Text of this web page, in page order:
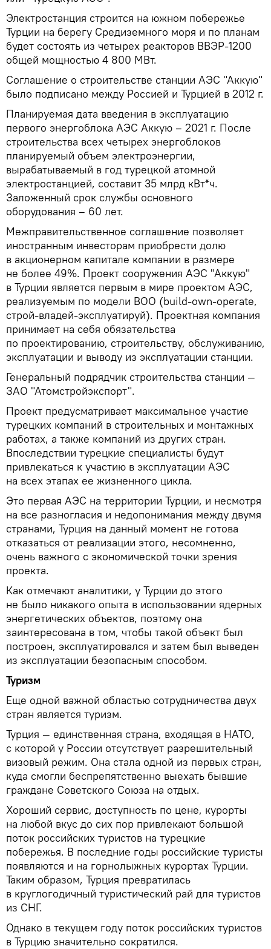
Электростанция строится на южном побережье
Турции на берегу Средиземного моря и по планам
будет состоять из четырех реакторов ВВЭР-1200
общей мощностью 4 800 МВт.
Соглашение о строительстве станции АЭС "Аккую"
было подписано между Россией и Турцией в 2012 г.
Планируемая дата введения в эксплуатацию
первого энергоблока АЭС Аккую – 2021 г. После
строительства всех четырех энергоблоков
планируемый объем электроэнергии,
вырабатываемый в год турецкой атомной
электростанцией, составит 35 млрд кВт*ч.
Заложенный срок службы основного
оборудования – 60 лет.
Межправительственное соглашение позволяет
иностранным инвесторам приобрести долю
в акционерном капитале компании в размере
не более 49%. Проект сооружения АЭС "Аккую"
в Турции является первым в мире проектом АЭС,
реализуемым по модели BOO (build-own-operate,
строй-владей-эксплуатируй). Проектная компания
принимает на себя обязательства
по проектированию, строительству, обслуживанию,
эксплуатации и выводу из эксплуатации станции.
Генеральный подрядчик строительства станции —
ЗАО "Атомстройэкспорт".
Проект предусматривает максимальное участие
турецких компаний в строительных и монтажных
работах, а также компаний из других стран.
Впоследствии турецкие специалисты будут
привлекаться к участию в эксплуатации АЭС
на всех этапах ее жизненного цикла.
Это первая АЭС на территории Турции, и несмотря
на все разногласия и недопонимания между двумя
странами, Турция на данный момент не готова
отказаться от реализации этого, несомненно,
очень важного с экономической точки зрения
проекта.
Как отмечают аналитики, у Турции до этого
не было никакого опыта в использовании ядерных
энергетических объектов, поэтому она
заинтересована в том, чтобы такой объект был
построен, эксплуатировался и затем был выведен
из эксплуатации безопасным способом.
Туризм
Еще одной важной областью сотрудничества двух
стран является туризм.
Турция — единственная страна, входящая в НАТО,
с которой у России отсутствует разрешительный
визовый режим. Она стала одной из первых стран,
куда смогли беспрепятственно выехать бывшие
граждане Советского Союза на отдых.
Хороший сервис, доступность по цене, курорты
на любой вкус до сих пор привлекают большой
поток российских туристов на турецкие
побережья. В последние годы российские туристы
появляются и на горнолыжных курортах Турции.
Таким образом, Турция превратилась
в круглогодичный туристический рай для туристов
из СНГ.
Однако в текущем году поток российских туристов
в Турцию значительно сократился.